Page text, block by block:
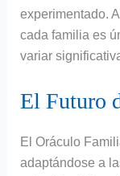
experimentado.
cada familia es
variar
El Futuro
El Oráculo
adaptándose a